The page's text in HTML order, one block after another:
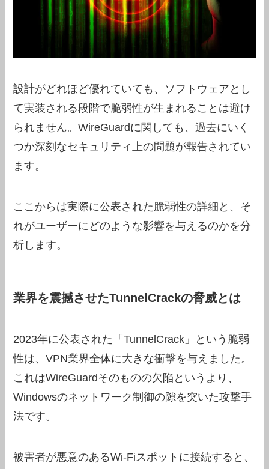
設計がどれほど優れていても、ソフトウェアとし
て実装される段階で脆弱性が生まれることは避け
られません。WireGuardに関しても、過去にいく
つか深刻なセキュリティ上の問題が報告されてい
ます。
ここからは実際に公表された脆弱性の詳細と、そ
れがユーザーにどのような影響を与えるのかを分
析します。
業界を震撼させたTunnelCrackの脅威とは
2023年に公表された「TunnelCrack」という脆弱
性は、VPN業界全体に大きな衝撃を与えました。
これはWireGuardそのものの欠陥というより、
Windowsのネットワーク制御の隙を突いた攻撃手
法です。
被害者が悪意のあるWi-Fiスポットに接続すると、